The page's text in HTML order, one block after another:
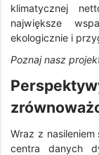
klimatycznej
największe
ekologicznie i
Poznaj nasz
Wraz z
centra danych